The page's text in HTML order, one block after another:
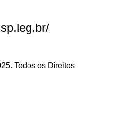
Todos os Direitos